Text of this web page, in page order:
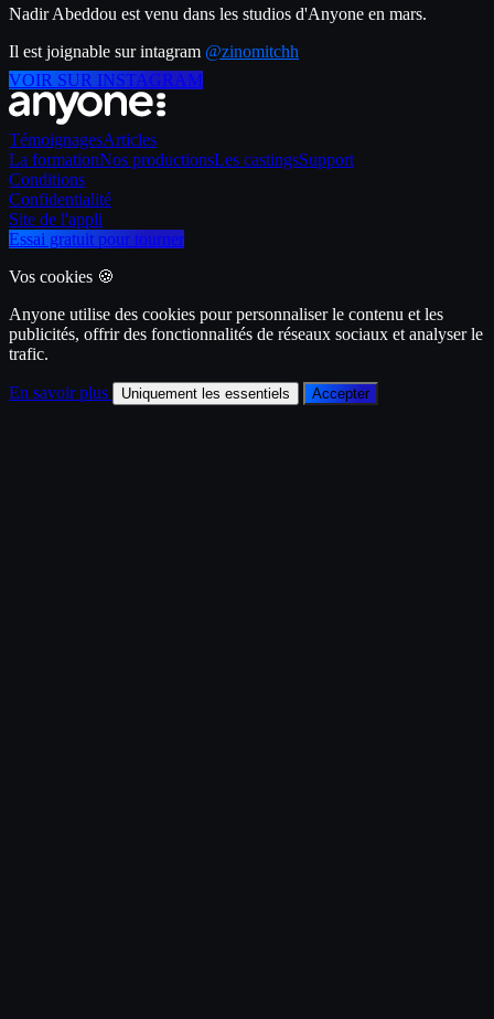
Nadir Abeddou est venu dans les studios d'Anyone en mars.
Il est joignable sur intagram @zinomitchh
VOIR SUR INSTAGRAM
TémoignagesArticles
La formationNos productionsLes castingsSupport
Conditions
Confidentialité
Site de l'appli
Essai gratuit pour tourner
Vos cookies 🍪
Anyone utilise des cookies pour personnaliser le contenu et les
publicités, offrir des fonctionnalités de réseaux sociaux et analyser le
trafic.
En savoir plus Uniquement les essentiels Accepter